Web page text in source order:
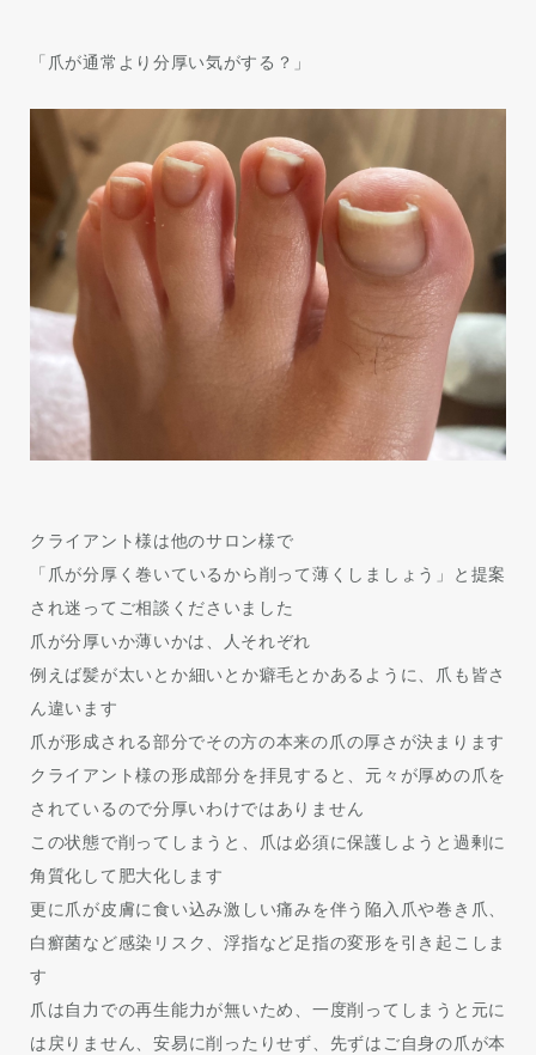
「爪が通常より分厚い気がする？」
クライアント様は他のサロン様で
「爪が分厚く巻いているから削って薄くしましょう」と提案
され迷ってご相談くださいました
爪が分厚いか薄いかは、人それぞれ
例えば髪が太いとか細いとか癖毛とかあるように、爪も皆さ
ん違います
爪が形成される部分でその方の本来の爪の厚さが決まります
クライアント様の形成部分を拝見すると、元々が厚めの爪を
されているので分厚いわけではありません
この状態で削ってしまうと、爪は必須に保護しようと過剰に
角質化して肥大化します
更に爪が皮膚に食い込み激しい痛みを伴う陥入爪や巻き爪、
白癬菌など感染リスク、浮指など足指の変形を引き起こしま
す
爪は自力での再生能力が無いため、一度削ってしまうと元に
は戻りません、安易に削ったりせず、先ずはご自身の爪が本